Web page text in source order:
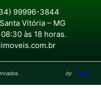
99996-3844
Vitória – MG
às 18 horas.
by Target